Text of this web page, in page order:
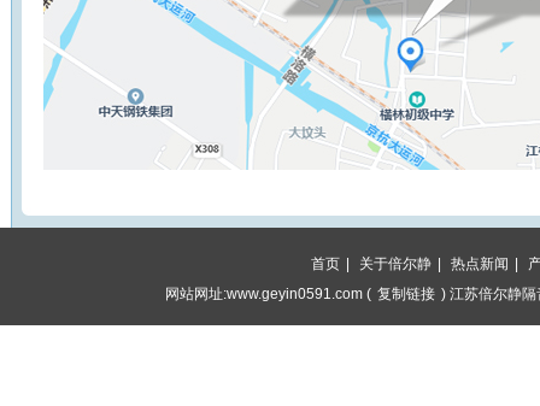
首页 关于倍尔静 热点新闻
网站网址:www.geyin0591.com ( 复制链接 ) 江苏倍尔静